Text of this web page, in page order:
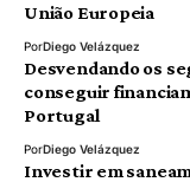
União Europeia
PorDiego Velázquez
Desvendando os
conseguir
Portugal
PorDiego Velázquez
Investir em